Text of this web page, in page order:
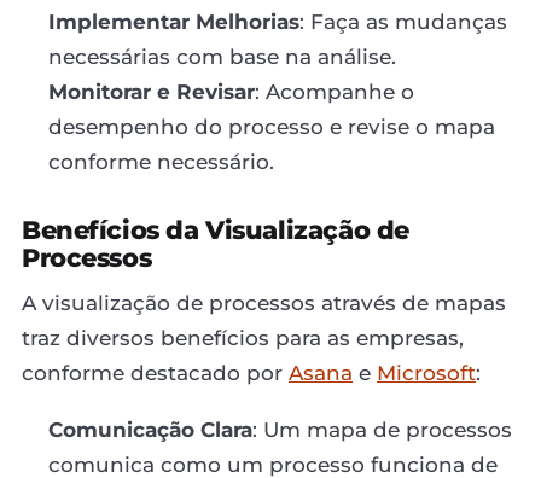
Implementar Melhorias: Faça as mudanças
necessárias com base na análise.
Monitorar e Revisar: Acompanhe o
desempenho do processo e revise o mapa
conforme necessário.
Benefícios da Visualização de
Processos
A visualização de processos através de mapas
traz diversos benefícios para as empresas,
conforme destacado por Asana e Microsoft:
Comunicação Clara: Um mapa de processos
comunica como um processo funciona de